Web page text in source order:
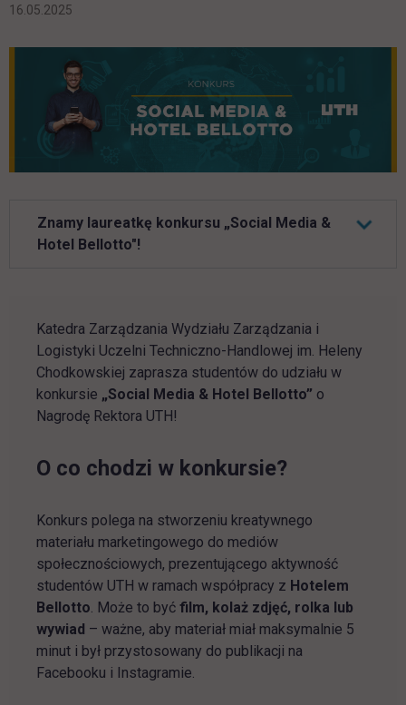
16.05.2025
Znamy laureatkę konkursu „Social Media &
Hotel Bellotto"!
Katedra Zarządzania Wydziału Zarządzania i
Logistyki Uczelni Techniczno-Handlowej im. Heleny
Chodkowskiej zaprasza studentów do udziału w
konkursie „Social Media & Hotel Bellotto” o
Nagrodę Rektora UTH!
O co chodzi w konkursie?
Konkurs polega na stworzeniu kreatywnego
materiału marketingowego do mediów
społecznościowych, prezentującego aktywność
studentów UTH w ramach współpracy z Hotelem
Bellotto . Może to być film, kolaż zdjęć, rolka lub
wywiad – ważne, aby materiał miał maksymalnie 5
minut i był przystosowany do publikacji na
Facebooku i Instagramie.